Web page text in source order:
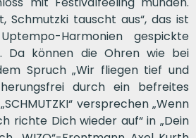
Schmutzki tauscht aus“, das ist
Harmonien gespickte
Da können die Ohren wie bei
Spruch „Wir fliegen tief und
durch ein befreites
versprechen „Wenn
richte Dich wieder auf“ in „Dein